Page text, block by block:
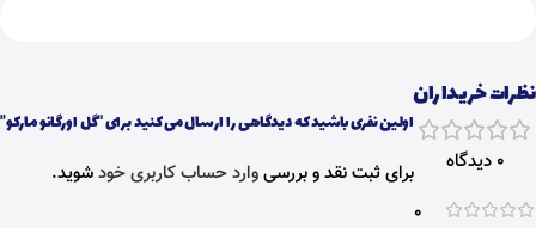
نظرات خریداران
0 دیدگاه
0
اولین نفری باشید که دیدگاهی را ارسال می کنید برای “گل اورگانو مارکو”
برای ثبت نقد و بررسیوارد حساب کاربری خودشوید.